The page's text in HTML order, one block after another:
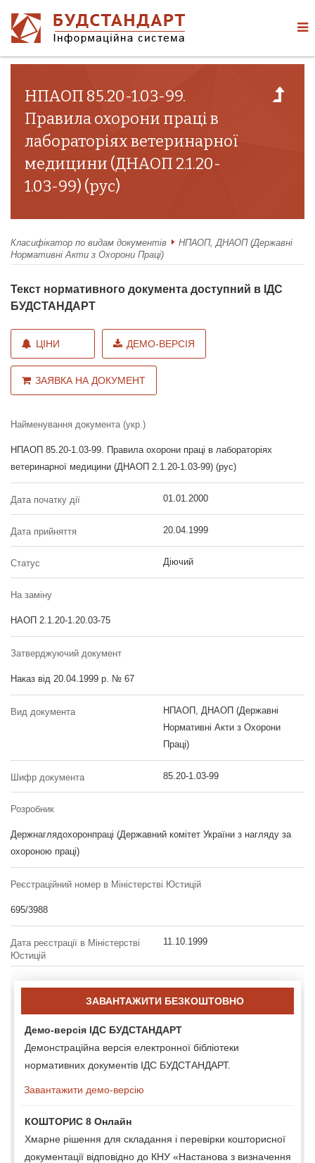
НПАОП 85.20-1.03-99.
Правила охорони праці в
лабораторіях ветеринарної
медицини (ДНАОП 2.1.20-
1.03-99) (рус)
Класифікатор по видам документів
НПАОП, ДНАОП (Державні
Нормативні Акти з Охорони Праці)
Текст нормативного документа доступний в ІДС
БУДСТАНДАРТ
ЦІНИ ДЕМО-ВЕРСІЯ
ЗАЯВКА НА ДОКУМЕНТ
Найменування документа (укр.)
НПАОП 85.20-1.03-99. Правила охорони праці в лабораторіях
ветеринарної медицини (ДНАОП 2.1.20-1.03-99) (рус)
Дата початку дії 01.01.2000
Дата прийняття 20.04.1999
Статус Діючий
На заміну
НАОП 2.1.20-1.20.03-75
Затверджуючий документ
Наказ від 20.04.1999 р. № 67
Вид документа
НПАОП, ДНАОП (Державні
Нормативні Акти з Охорони
Праці)
Шифр документа 85.20-1.03-99
Розробник
Держнаглядохоронпраці (Державний комітет України з нагляду за
охороною праці)
Реєстраційний номер в Міністерстві Юстицій
695/3988
Дата реєстрації в Міністерстві
Юстицій
11.10.1999
ЗАВАНТАЖИТИ БЕЗКОШТОВНО
Демо-версія ІДС БУДСТАНДАРТ
Демонстраційна версія електронної бібліотеки
нормативних документів ІДС БУДСТАНДАРТ.
Завантажити демо-версію
КОШТОРИС 8 Онлайн
Хмарне рішення для складання і перевірки кошторисної
документації відповідно до КНУ «Настанова з визначення